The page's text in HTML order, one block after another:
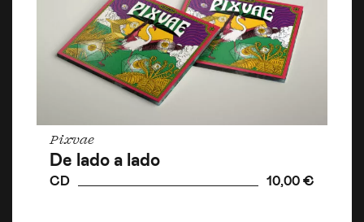
Pixvae
De lado a lado
CD 10,00 €